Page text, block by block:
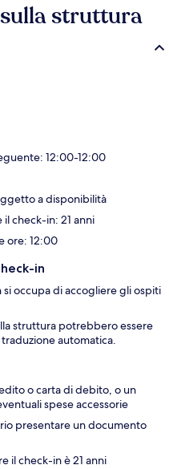
struttura
12:00-12:00
a disponibilità
check-in: 21 anni
ore: 12:00
in
occupa di accogliere gli ospiti
struttura potrebbero essere
automatica.
o carta di debito, o un
spese accessorie
presentare un documento
il check-in è 21 anni